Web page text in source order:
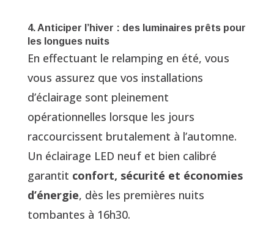
4. Anticiper l’hiver : des luminaires prêts pour
les longues nuits
En effectuant le relamping en été, vous
vous assurez que vos installations
d’éclairage sont pleinement
opérationnelles lorsque les jours
raccourcissent brutalement à l’automne.
Un éclairage LED neuf et bien calibré
garantit confort, sécurité et économies
d’énergie, dès les premières nuits
tombantes à 16h30.